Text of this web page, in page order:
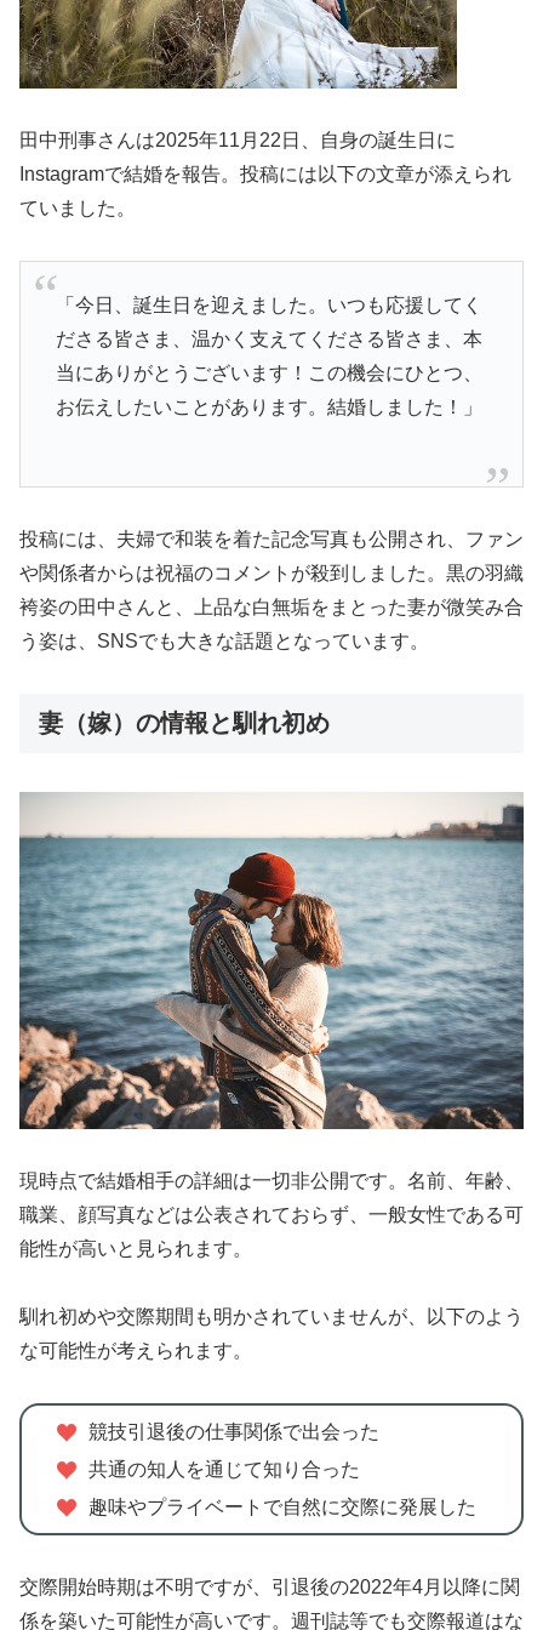
田中刑事さんは2025年11月22日、自身の誕生日に
Instagramで結婚を報告。投稿には以下の文章が添えられ
ていました。
「今日、誕生日を迎えました。いつも応援してく
ださる皆さま、温かく支えてくださる皆さま、本
当にありがとうございます！この機会にひとつ、
お伝えしたいことがあります。結婚しました！」
投稿には、夫婦で和装を着た記念写真も公開され、ファン
や関係者からは祝福のコメントが殺到しました。黒の羽織
袴姿の田中さんと、上品な白無垢をまとった妻が微笑み合
う姿は、SNSでも大きな話題となっています。
妻（嫁）の情報と馴れ初め
現時点で結婚相手の詳細は一切非公開です。名前、年齢、
職業、顔写真などは公表されておらず、一般女性である可
能性が高いと見られます。
馴れ初めや交際期間も明かされていませんが、以下のよう
な可能性が考えられます。
競技引退後の仕事関係で出会った
共通の知人を通じて知り合った
趣味やプライベートで自然に交際に発展した
交際開始時期は不明ですが、引退後の2022年4月以降に関
係を築いた可能性が高いです。週刊誌等でも交際報道はな